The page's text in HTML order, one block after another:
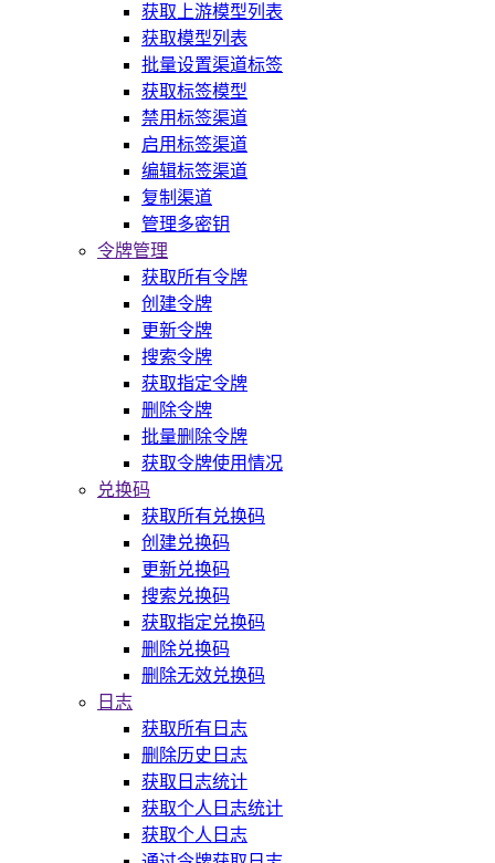
获取上游模型列表
获取模型列表
批量设置渠道标签
获取标签模型
禁用标签渠道
启用标签渠道
编辑标签渠道
复制渠道
管理多密钥
令牌管理
获取所有令牌
创建令牌
更新令牌
搜索令牌
获取指定令牌
删除令牌
批量删除令牌
获取令牌使用情况
兑换码
获取所有兑换码
创建兑换码
更新兑换码
搜索兑换码
获取指定兑换码
删除兑换码
删除无效兑换码
日志
获取所有日志
删除历史日志
获取日志统计
获取个人日志统计
获取个人日志